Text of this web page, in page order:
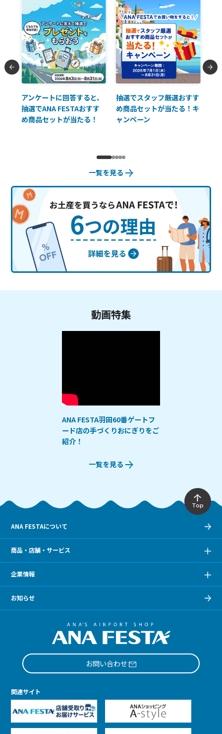
アンケートに回答すると、
抽選でANA FESTAおすす
め商品セットが当たる！
抽選でスタッフ厳選おすす
め商品セットが当たる！キ
ャンペーン
一覧を見る
動画特集
ANA FESTA羽田60番ゲートフ
ード店の手づくりおにぎりをご
紹介！
一覧を見る
Top
ANA FESTAについて
商品・店舗・サービス
企業情報
お知らせ
お問い合わせ
関連サイト